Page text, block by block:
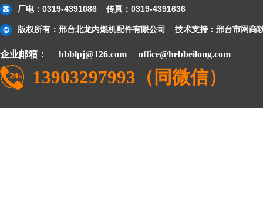
厂电：0319-4391086 传真：0319-4391636
版权所有：邢台北龙内燃机配件有限公司 技术支持：邢台市网商
企业邮箱： hbblpj@126.com office@hebbeilong.com
13903297993（同微信）